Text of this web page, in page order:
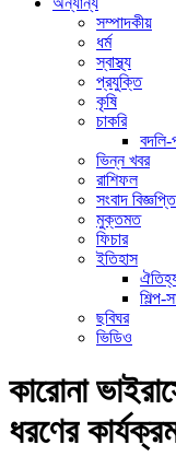
সম্পাদকীয়
ধর্ম
স্বাস্থ্য
প্রযুক্তি
কৃষি
চাকরি
বদলি-
ভিন্ন খবর
রাশিফল
সংবাদ বিজ্ঞপ্তি
মুক্তমত
ফিচার
ইতিহাস
শিল্প-
ছবিঘর
ভিডিও
কারোনা
ধরণের